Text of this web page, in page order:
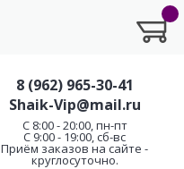
8 (962) 965-30-41
Shaik-Vip@mail.ru
C 8:00 - 20:00, пн-пт
С 9:00 - 19:00, сб-вс
Приём заказов на сайте -
круглосуточно.